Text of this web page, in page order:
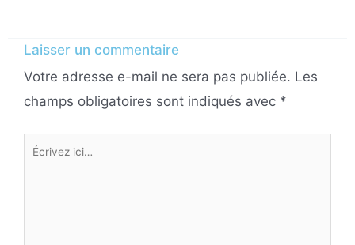
Laisser un commentaire
Votre adresse e-mail ne sera pas publiée. Les
champs obligatoires sont indiqués avec *
Écrivez